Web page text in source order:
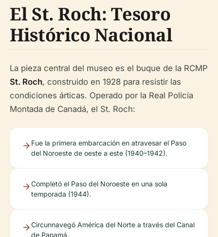
El St. Roch: Tesoro
Histórico Nacional
La pieza central del museo es el buque de la RCMP
St. Roch, construido en 1928 para resistir las
condiciones árticas. Operado por la Real Policía
Montada de Canadá, el St. Roch:
Fue la primera embarcación en atravesar el Paso
del Noroeste de oeste a este (1940–1942).
Completó el Paso del Noroeste en una sola
temporada (1944).
Circunnavegó América del Norte a través del Canal
de Panamá.